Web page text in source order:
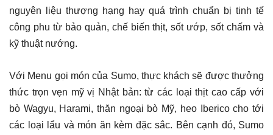
nguyên liệu thượng hạng hay quá trình chuẩn bị tinh tế
công phu từ bảo quản, chế biến thịt, sốt ướp, sốt chấm và
kỹ thuật nướng.
Với Menu gọi món của Sumo, thực khách sẽ được thưởng
thức trọn vẹn mỹ vị Nhật bản: từ các loại thịt cao cấp với
bò Wagyu, Harami, thăn ngoại bò Mỹ, heo Iberico cho tới
các loại lẩu và món ăn kèm đặc sắc. Bên cạnh đó, Sumo